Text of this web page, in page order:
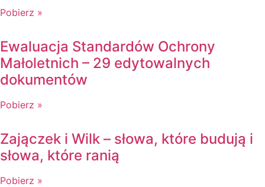
Pobierz »
Ewaluacja Standardów Ochrony
Małoletnich – 29 edytowalnych
dokumentów
Pobierz »
Zajączek i Wilk – słowa, które budują i
słowa, które ranią
Pobierz »